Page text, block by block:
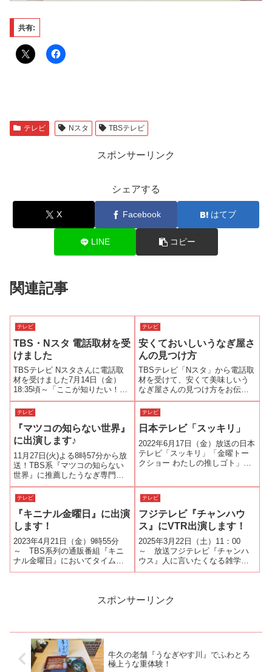
共有:
テレビ Nスタ TBSテレビ
スポンサーリンク
シェアする
X Facebook はてブ
LINE コピー
関連記事
テレビ
TBS・Nスタ 電話取材を受
けました
TBSテレビ Nスタさんに電話取
材を受けました7月14日（金）
18:35頃～「ここが知りたい！」
のコーナーで市版のうなぎを美
味しく食べる方法などが紹介さ
れるようです。ご都合の合う方
は、ご覧いただけたらと思いま
す。
テレビ
安くておいしいうなぎ屋さ
んの見つけ方
TBSテレビ「Nスタ」から電話取
材を受けて、安くて美味しいう
なぎ屋さんの見つけ方をお伝え
しました。その放送内容と動画
です。ご覧ください。
テレビ
『マツコの知らない世界』
に出演します♪
11月27日(火)よる8時57分から放
送！TBS系『マツコの知らない
世界』に推薦したうなぎ専門店
の方々と出演いたします。是
非、ご覧くださいm(__)m▼「マ
ツコの知らない養殖うなぎの世
界」今回のゲストは、うなぎを
2000食食べ歩いた高城久さ...
テレビ
日本テレビ「スッキリ」
2022年6月17日（金）放送の日本
テレビ「スッキリ」「金曜トー
クショー わたしの推しゴト」ゲ
なぎ量深』スタジオにお取り寄
せした量深のうなとろ量深の紹
介が終...
テレビ
『キニナル金曜日』に出演
します！
2023年4月21日（金）9時55分
～ TBS系列の通販番組『キニ
ナル金曜日』においてタイムマ
シーン3号・関 太さんと「うなぎ
商品は、贈答用とはねだしがあ
テレビ
フジテレビ『チャンハウ
ス』にVTR出演します！
2025年3月22日（土）11：00
～ 放送フジテレビ『チャンハ
ウス』人に言いたくなる雑学
★SixTONESジェシー驚愕！う
させていただきます。ご覧くだ
スポンサーリンク
牛久の老舗『うなぎやす川』でふわとろ
極上うな重体験！